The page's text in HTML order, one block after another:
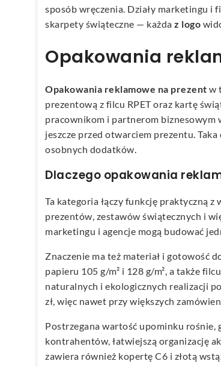
sposób wręczenia. Działy marketingu i
skarpety świąteczne — każda z logo
Opakowania
Opakowania reklamowe na prezent w
prezentową z filcu RPET oraz kartę
pracownikom i partnerom biznesowym
jeszcze przed otwarciem prezentu.
osobnych dodatków.
Dlaczego opakowania
Ta kategoria łączy funkcję praktyczną
prezentów, zestawów świątecznych i
marketingu i agencje mogą budować
Znaczenie ma też materiał i gotowość
papieru 105 g/m² i 128 g/m², a także
naturalnych i ekologicznych realizacji
zł, więc nawet przy większych
Postrzegana wartość upominku
kontrahentów, łatwiejszą organizację
zawiera również kopertę C6 i złotą